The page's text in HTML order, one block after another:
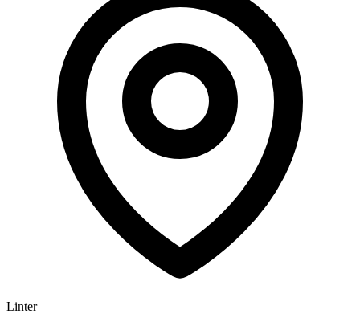
Linter